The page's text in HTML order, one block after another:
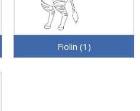
Fiolin (1)